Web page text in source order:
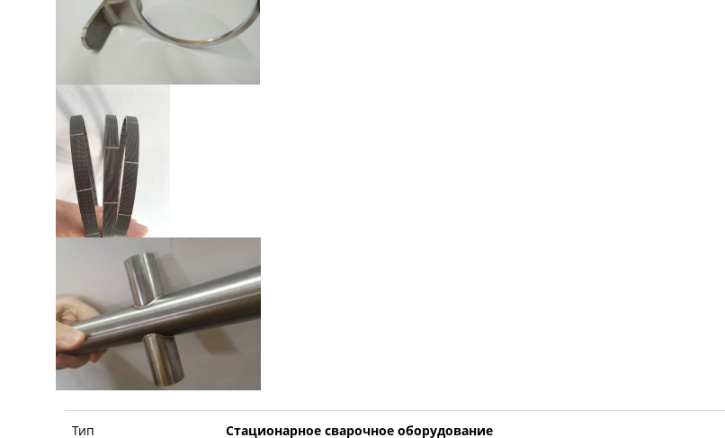
Тип Стационарное сварочное оборудование